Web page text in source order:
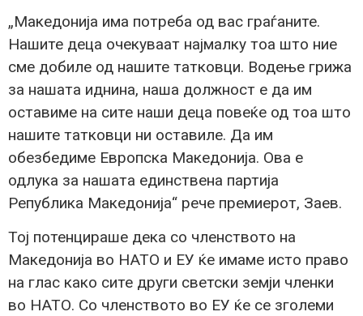
„Македонија има потреба од вас граѓаните.
Нашите деца очекуваат најмалку тоа што ние
сме добиле од нашите татковци. Водење грижа
за нашата иднина, наша должност е да им
оставиме на сите наши деца повеќе од тоа што
нашите татковци ни оставиле. Да им
обезбедиме Европска Македонија. Ова е
одлука за нашата единствена партија
Република Македонија“ рече премиерот, Заев.
Тој потенцираше дека со членството на
Македонија во НАТО и ЕУ ќе имаме исто право
на глас како сите други светски земји членки
во НАТО. Со членството во ЕУ ќе се зголеми